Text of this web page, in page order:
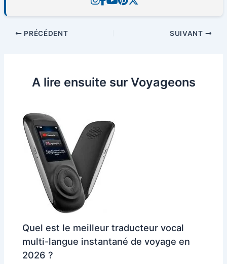
PRÉCÉDENT SUIVANT
A lire ensuite sur Voyageons
Quel est le meilleur traducteur vocal
multi-langue instantané de voyage en
2026 ?